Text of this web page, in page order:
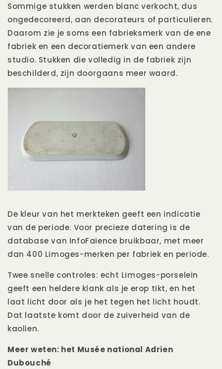
Sommige stukken werden blanc verkocht, dus
ongedecoreerd, aan decorateurs of particulieren.
Daarom zie je soms een fabrieksmerk van de ene
fabriek en een decoratiemerk van een andere
studio. Stukken die volledig in de fabriek zijn
beschilderd, zijn doorgaans meer waard.
De kleur van het merkteken geeft een indicatie
van de periode. Voor precieze datering is de
database van InfoFaience bruikbaar, met meer
dan 400 Limoges-merken per fabriek en periode.
Twee snelle controles: echt Limoges-porselein
geeft een heldere klank als je erop tikt, en het
laat licht door als je het tegen het licht houdt.
Dat laatste komt door de zuiverheid van de
kaolien.
Meer weten: het Musée national Adrien
Dubouché